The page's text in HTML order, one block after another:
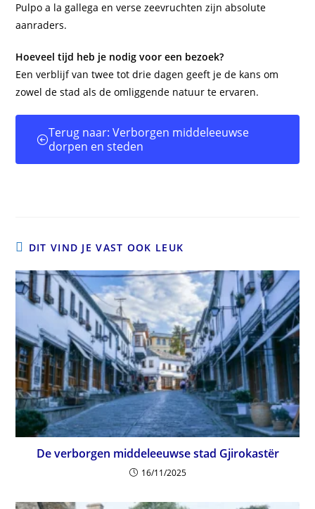
Pulpo a la gallega en verse zeevruchten zijn absolute
aanraders.
Hoeveel tijd heb je nodig voor een bezoek?
Een verblijf van twee tot drie dagen geeft je de kans om
zowel de stad als de omliggende natuur te ervaren.
Terug naar: Verborgen middeleeuwse
dorpen en steden
DIT VIND JE VAST OOK LEUK
De verborgen middeleeuwse stad Gjirokastër
16/11/2025